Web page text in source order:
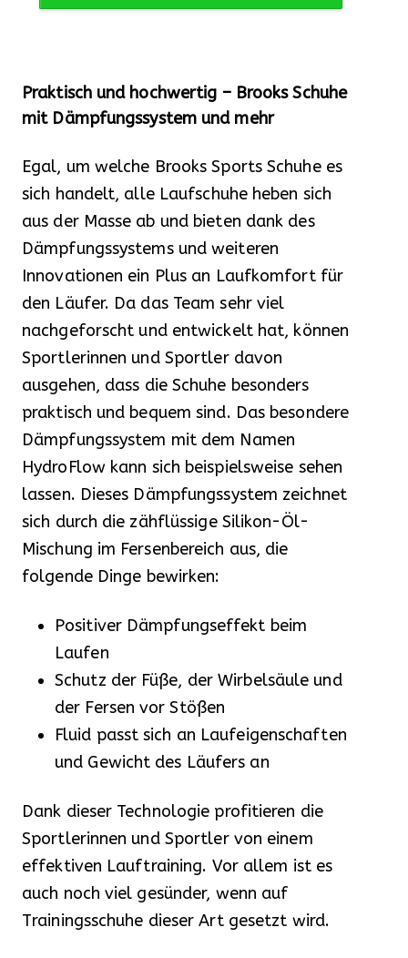
Praktisch und hochwertig – Brooks Schuhe
mit Dämpfungssystem und mehr
Egal, um welche Brooks Sports Schuhe es
sich handelt, alle Laufschuhe heben sich
aus der Masse ab und bieten dank des
Dämpfungssystems und weiteren
Innovationen ein Plus an Laufkomfort für
den Läufer. Da das Team sehr viel
nachgeforscht und entwickelt hat, können
Sportlerinnen und Sportler davon
ausgehen, dass die Schuhe besonders
praktisch und bequem sind. Das besondere
Dämpfungssystem mit dem Namen
HydroFlow kann sich beispielsweise sehen
lassen. Dieses Dämpfungssystem zeichnet
sich durch die zähflüssige Silikon-Öl-
Mischung im Fersenbereich aus, die
folgende Dinge bewirken:
Positiver Dämpfungseffekt beim
Laufen
Schutz der Füße, der Wirbelsäule und
der Fersen vor Stößen
Fluid passt sich an Laufeigenschaften
und Gewicht des Läufers an
Dank dieser Technologie profitieren die
Sportlerinnen und Sportler von einem
effektiven Lauftraining. Vor allem ist es
auch noch viel gesünder, wenn auf
Trainingsschuhe dieser Art gesetzt wird.